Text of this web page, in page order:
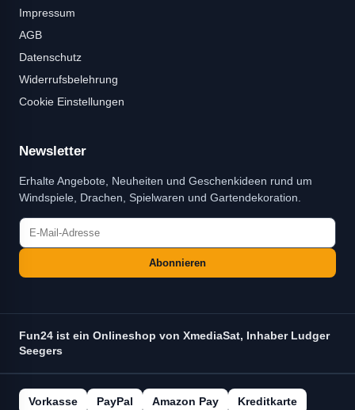
Impressum
AGB
Datenschutz
Widerrufsbelehrung
Cookie Einstellungen
Newsletter
Erhalte Angebote, Neuheiten und Geschenkideen rund um
Windspiele, Drachen, Spielwaren und Gartendekoration.
Abonnieren
Fun24 ist ein Onlineshop von XmediaSat, Inhaber Ludger
Seegers
Vorkasse PayPal Amazon Pay Kreditkarte